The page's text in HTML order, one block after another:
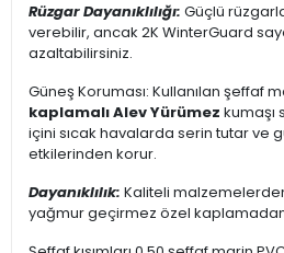
Rüzgar Dayanıklılığı: Güçlü
verebilir, ancak 2K WinterGuard
azaltabilirsiniz.
Güneş Koruması: Kullanılan şeffaf
kaplamalı Alev Yürümez kumaşı
içini sıcak havalarda serin tutar ve
etkilerinden korur.
Dayanıklılık: Kaliteli
yağmur geçirmez özel